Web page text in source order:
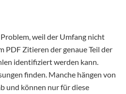
weil der Umfang nicht
PDF Zitieren der genaue Teil der
identifiziert werden kann.
finden. Manche hängen von
und können nur für diese